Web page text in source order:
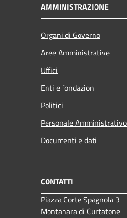
AMMINISTRAZIONE
Organi di Governo
Aree Amministrative
Uffici
Enti e fondazioni
Politici
Personale Amministrativo
Documenti e dati
CONTATTI
Piazza Corte Spagnola 3
Montanara di Curtatone